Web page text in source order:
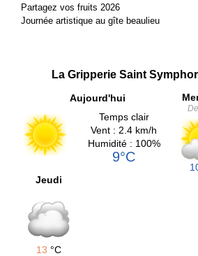
Partagez vos fruits 2026
Journée artistique au gîte beaulieu
La Gripperie Saint
Aujourd'hui
Temps clair
Vent : 2.4 km/h
Humidité : 100%
9°C
Jeudi
13 °C